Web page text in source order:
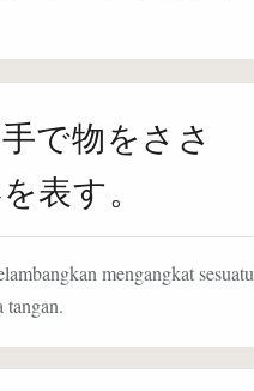
で物をささ
表す。
mengangkat sesuatu
tangan.